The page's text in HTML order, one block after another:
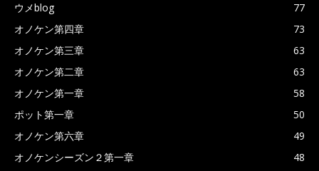
ウメblog
77
オノケン第四章
73
オノケン第三章
63
オノケン第二章
63
オノケン第一章
58
ポット第一章
50
オノケン第六章
49
オノケンシーズン２第一章
48